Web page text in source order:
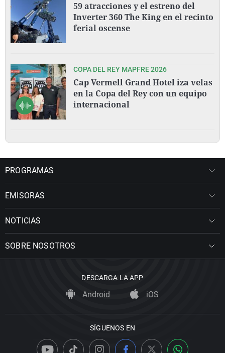
59 atracciones y el estreno del
Inverter 360 The King en el recinto
ferial oscense
COPA DEL REY MAPFRE 2026
Cap Vermell Grand Hotel iza velas
en la Copa del Rey con un equipo
internacional
PROGRAMAS
EMISORAS
NOTICIAS
SOBRE NOSOTROS
DESCARGA LA APP
Android iOS
SÍGUENOS EN